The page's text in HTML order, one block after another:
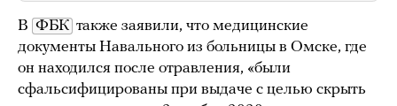
В ФБК также заявили, что медицинские
документы Навального из больницы в Омске, где
он находился после отравления, «были
сфальсифицированы при выдаче с целью скрыть